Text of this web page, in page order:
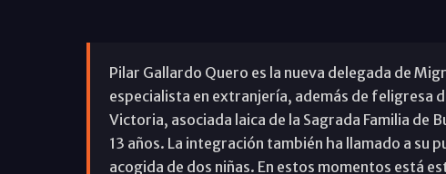
Pilar Gallardo Quero es la nueva delegada de
especialista en extranjería, además de feligresa
Victoria, asociada laica de la Sagrada Familia de
13 años. La integración también ha llamado a su
acogida de dos niñas. En estos momentos está